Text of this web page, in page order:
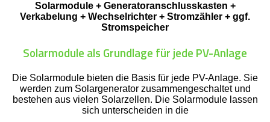
Solarmodule + Generatoranschlusskasten +
Verkabelung + Wechselrichter + Stromzähler + ggf.
Stromspeicher
Solarmodule als Grundlage für jede PV-Anlage
Die Solarmodule bieten die Basis für jede PV-Anlage. Sie
werden zum Solargenerator zusammengeschaltet und
bestehen aus vielen Solarzellen. Die Solarmodule lassen
sich unterscheiden in die